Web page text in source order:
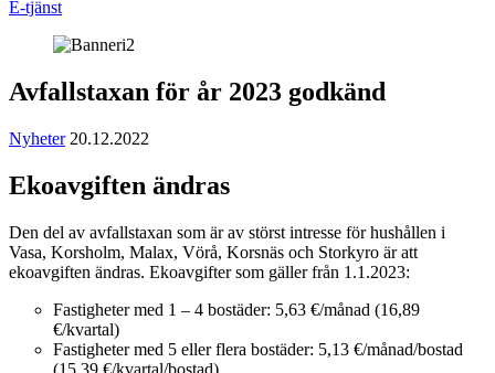
E-tjänst
Avfallstaxan för år 2023 godkänd
Nyheter 20.12.2022
Ekoavgiften ändras
Den del av avfallstaxan som är av störst intresse för hushållen i
Vasa, Korsholm, Malax, Vörå, Korsnäs och Storkyro är att
ekoavgiften ändras. Ekoavgifter som gäller från 1.1.2023:
Fastigheter med 1 – 4 bostäder: 5,63 €/månad (16,89
€/kvartal)
Fastigheter med 5 eller flera bostäder: 5,13 €/månad/bostad
(15,39 €/kvartal/bostad)